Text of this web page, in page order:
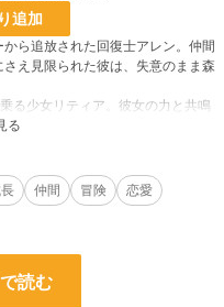
追加
ら追放された回復士アレン。仲間
え見限られた彼は、失意のまま森
る少女リティア。彼女の力と共鳴
進化する。
られる仲間との旅。
ジー、ここに開幕！
仲間 冒険
恋愛
読む